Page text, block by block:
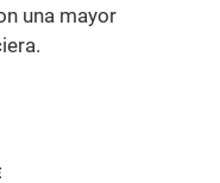
una mayor